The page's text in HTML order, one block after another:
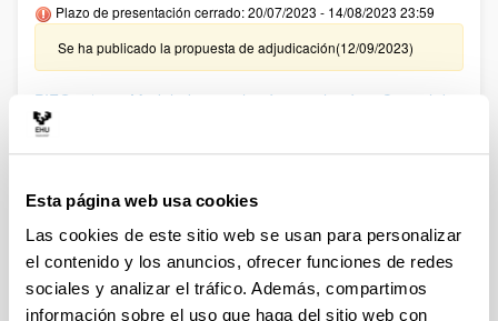
Esta página web usa cookies
Las cookies de este sitio web se usan para personalizar
el contenido y los anuncios, ofrecer funciones de redes
sociales y analizar el tráfico. Además, compartimos
información sobre el uso que haga del sitio web con
Plazo de presentación cerrado: 20/07/2023 - 14/08/2023 23:59
Se ha publicado la propuesta de adjudicación(12/09/2023)
PIFG23/13: “ Modelado, simulación, emulación y Control de
Sistemas de Energía, así como de robótica móvil mediante
Se ha publicado la propuesta de adjudicación(12/09/2023)
PIFG23/11: “ Robótica Móvil con Drones “
Plazo de presentación cerrado: 18/07/2023 - 10/08/2023 23:59